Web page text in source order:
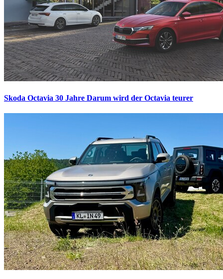
Skoda Octavia 30 Jahre Darum wird der Octavia teurer